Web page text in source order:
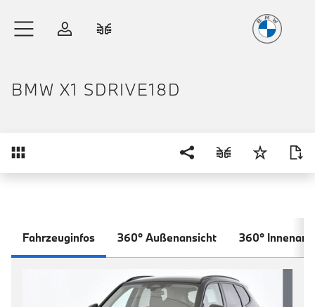
Anmelden
BMW X1 SDRIVE18D
Fahrzeuginfos 360° Außenansicht 360°